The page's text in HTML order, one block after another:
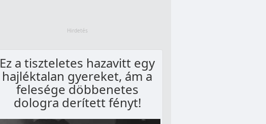
Ez a tiszteletes hazavitt egy
hajléktalan gyereket, ám a
felesége döbbenetes
dologra derített fényt!